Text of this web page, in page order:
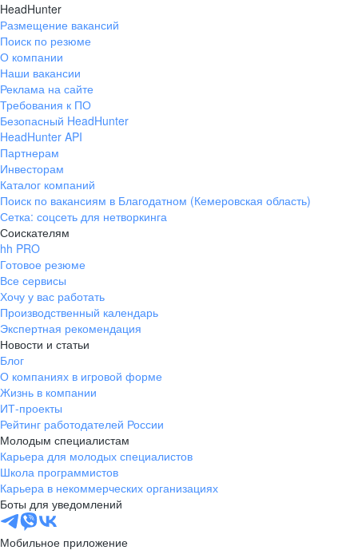
HeadHunter
Размещение вакансий
Поиск по резюме
О компании
Наши вакансии
Реклама на сайте
Требования к ПО
Безопасный HeadHunter
HeadHunter API
Партнерам
Инвесторам
Каталог компаний
Поиск по вакансиям в Благодатном (Кемеровская область)
Сетка: соцсеть для нетворкинга
Соискателям
hh PRO
Готовое резюме
Все сервисы
Хочу у вас работать
Производственный календарь
Экспертная рекомендация
Новости и статьи
Блог
О компаниях в игровой форме
Жизнь в компании
ИТ-проекты
Рейтинг работодателей России
Молодым специалистам
Карьера для молодых специалистов
Школа программистов
Карьера в некоммерческих организациях
Боты для уведомлений
Мобильное приложение